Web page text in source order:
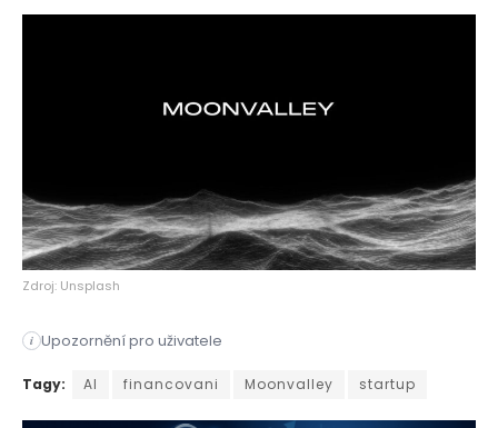
Zdroj: Unsplash
i Upozornění pro uživatele
Startup Moonvalley, který se zaměřuje na vývoj nástrojů
Tagy: AI financovani Moonvalley startup